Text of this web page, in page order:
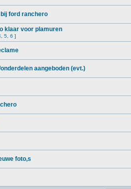
ford ranchero
klaar voor plamuren
5 6 ]
aangeboden (evt.)
foto,s